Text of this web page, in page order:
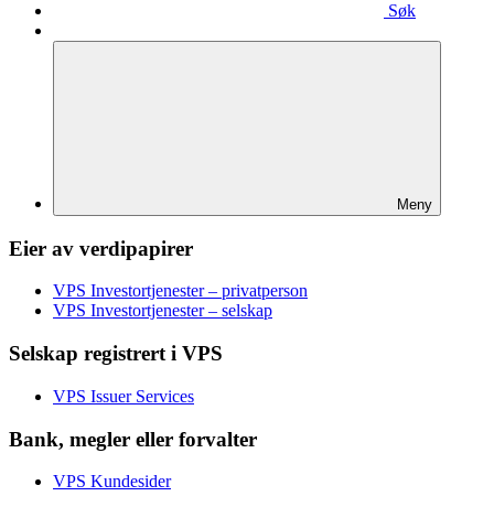
Søk
Meny
Eier av verdipapirer
VPS Investortjenester – privatperson
VPS Investortjenester – selskap
Selskap registrert i VPS
VPS Issuer Services
Bank, megler eller forvalter
VPS Kundesider